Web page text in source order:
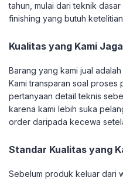
tahun, mulai dari teknik
finishing yang butuh
Kualitas yang Kami Jaga
Barang yang kami jual
Kami transparan soal proses
pertanyaan detail teknis
karena kami lebih suka
order daripada kecewa
Standar Kualitas yang
Sebelum produk keluar dari